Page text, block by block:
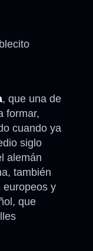
, que una de
formar,
cuando ya
siglo
alemán
también
europeos y
que